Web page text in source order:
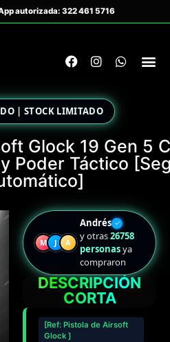
| STOCK LIMITADO
Glock 19 Gen 5
Poder Táctico
M J A
Andrés ✓
y otras26758
personasya
compraron
DESCRIPCIÓN
CORTA
[Ref: Pistola de Airsoft
Glock ]